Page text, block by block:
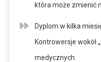
która może zmienić
Dyplom w kilka
Kontrowersje wokół
medycznych